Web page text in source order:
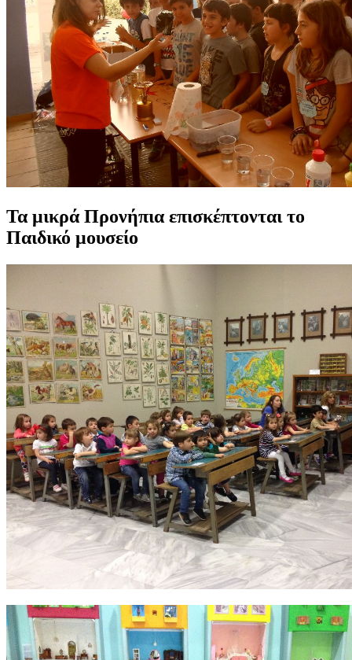
Τα μικρά Προνήπια επισκέπτονται το
Παιδικό μουσείο